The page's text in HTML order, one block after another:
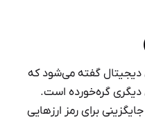
دیجیتال گفته می‌شود که
دیگری گره‌خورده است.
برای رمز ارزهایی